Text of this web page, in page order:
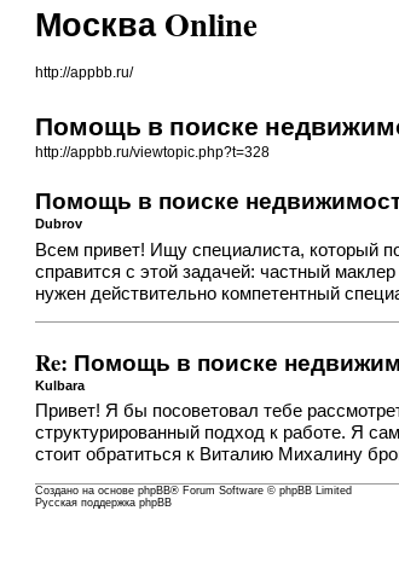
Москва Online
http://appbb.ru/
Помощь в поиске
http://appbb.ru/viewtopic.php?t=328
Помощь в поиске
Dubrov
Всем привет! Ищу специалиста, который
справится с этой задачей: частный
нужен действительно компетентный
Re: Помощь в поиске
Kulbara
Привет! Я бы посоветовал тебе
структурированный подход к работе. Я
стоит обратиться к Виталию Михалину
Создано на основеphpBB® Forum Software © phpBB Limited
Русская поддержка phpBB